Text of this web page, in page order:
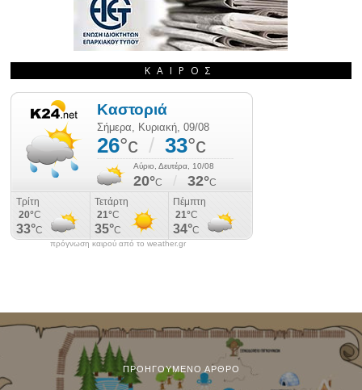
ΚΑΙΡΌΣ
πρόγνωση καιρού από το weather.gr
ΠΡΟΗΓΟΎΜΕΝΟ ΆΡΘΡΟ